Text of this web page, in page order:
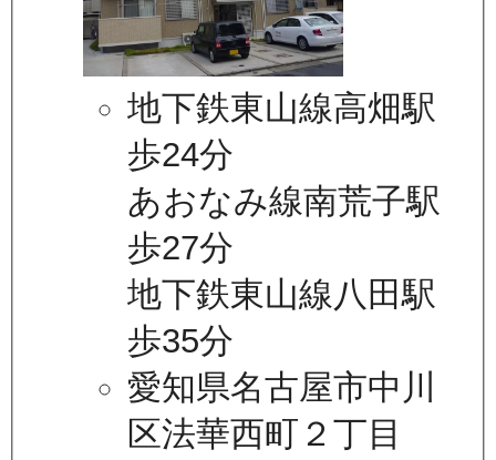
地下鉄東山線高畑駅
歩24分
あおなみ線南荒子駅
歩27分
地下鉄東山線八田駅
歩35分
愛知県名古屋市中川
区法華西町２丁目